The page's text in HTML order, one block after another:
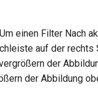
einen Filter Nach
auf der rechts
der
der Abbildung